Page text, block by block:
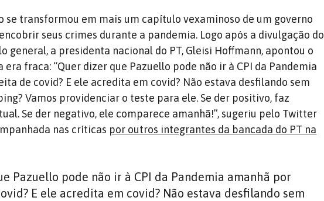
se transformou em mais um capítulo vexaminoso de um governo
seus crimes durante a pandemia. Logo após a divulgação do
general, a presidenta nacional do PT, Gleisi Hoffmann, apontou o
era fraca: “Quer dizer que Pazuello pode não ir à CPI da Pandemia
de covid? E ele acredita em covid? Não estava desfilando sem
Vamos providenciar o teste para ele. Se der positivo, faz
Se der negativo, ele comparece amanhã!”, sugeriu pelo Twitter
nas críticas por outros integrantes da bancada do PT na
Pazuello pode não ir à CPI da Pandemia amanhã por
E ele acredita em covid? Não estava desfilando sem